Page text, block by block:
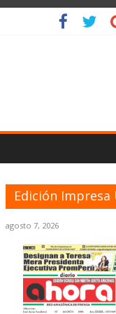
Edición Impresa
agosto 7, 2026